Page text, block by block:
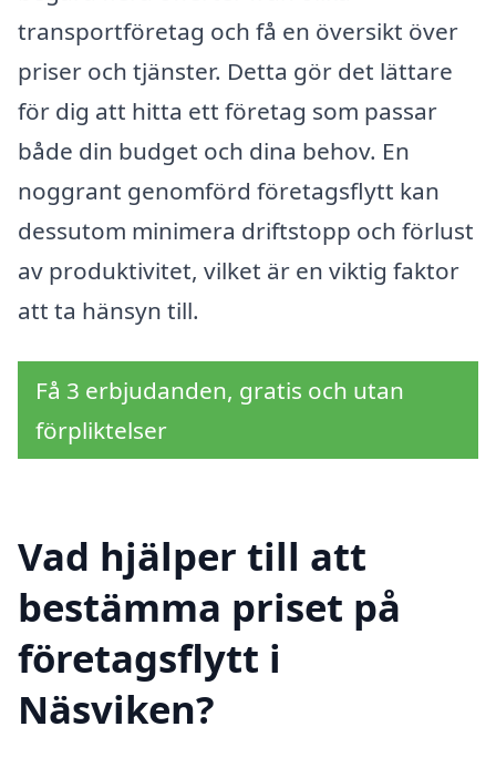
transportföretag och få en översikt över
priser och tjänster. Detta gör det lättare
för dig att hitta ett företag som passar
både din budget och dina behov. En
noggrant genomförd företagsflytt kan
dessutom minimera driftstopp och förlust
av produktivitet, vilket är en viktig faktor
att ta hänsyn till.
Få 3 erbjudanden, gratis och utan
förpliktelser
Vad hjälper till att
bestämma priset på
företagsflytt i
Näsviken?